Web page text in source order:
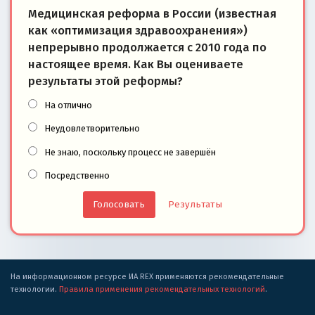
Медицинская реформа в России (известная
как «оптимизация здравоохранения»)
непрерывно продолжается с 2010 года по
настоящее время. Как Вы оцениваете
результаты этой реформы?
На отлично
Неудовлетворительно
Не знаю, поскольку процесс не завершён
Посредственно
Результаты
На информационном ресурсе ИА REX применяются рекомендательные
технологии. Правила применения рекомендательных технологий.